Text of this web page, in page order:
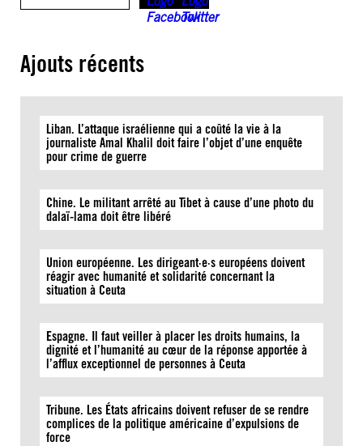
Ajouts récents
Liban. L’attaque israélienne qui a coûté la vie à la
journaliste Amal Khalil doit faire l’objet d’une enquête
pour crime de guerre
Chine. Le militant arrêté au Tibet à cause d’une photo du
dalaï-lama doit être libéré
Union européenne. Les dirigeant·e·s européens doivent
réagir avec humanité et solidarité concernant la
situation à Ceuta
Espagne. Il faut veiller à placer les droits humains, la
dignité et l’humanité au cœur de la réponse apportée à
l’afflux exceptionnel de personnes à Ceuta
Tribune. Les États africains doivent refuser de se rendre
complices de la politique américaine d’expulsions de
force